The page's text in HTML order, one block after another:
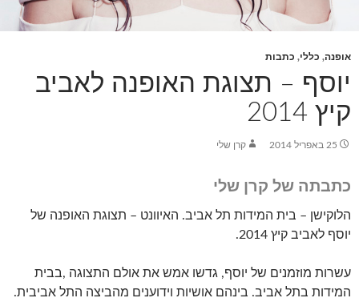
אופנה, כללי, כתבות
יוסף – תצוגת האופנה לאביב
קיץ 2014
25 באפריל 2014 קרן שלי
כתבתה של קרן שלי
הלוקישן – בית המידות תל אביב. האיוונט – תצוגת האופנה של
יוסף לאביב קיץ 2014.
עשרות מוזמנים של יוסף, גדשו אמש את אולם התצוגה ,בבית
המידות בתל אביב. בינהם אושיות וידוענים מהביצה התל אביבית.